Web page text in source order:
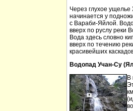
Через глухое
начинается у
с Вараби-Яйлой.
вверх по руслу реки
Вода здесь словно
вверх по течению
красивейших
Водопад Учан-Су
В